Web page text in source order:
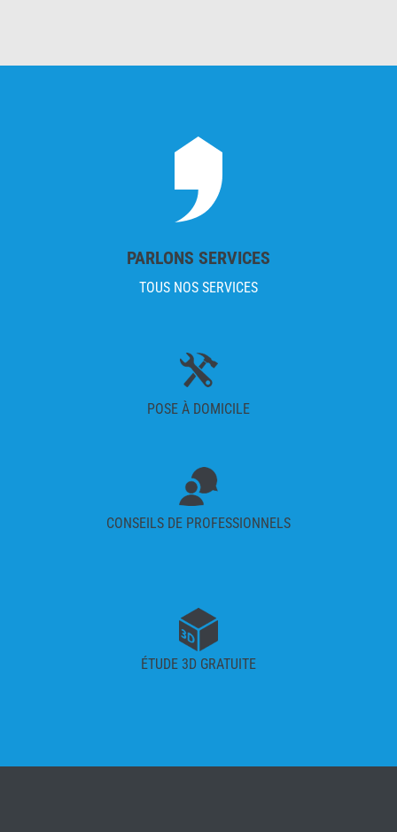
PARLONS SERVICES
TOUS NOS SERVICES
POSE À DOMICILE
CONSEILS DE PROFESSIONNELS
ÉTUDE 3D GRATUITE